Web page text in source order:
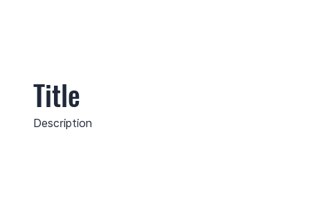
Title
Description